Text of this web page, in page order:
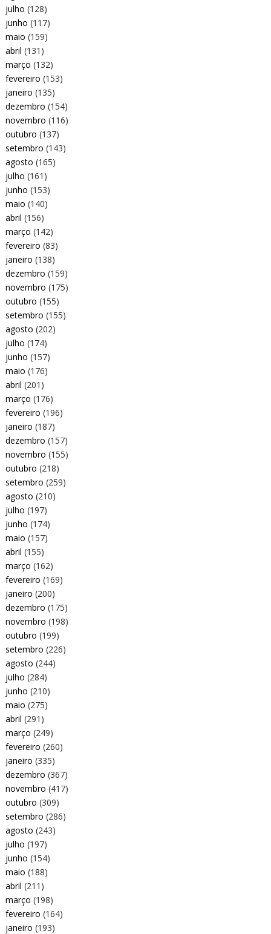
julho (128)
junho (117)
maio (159)
abril (131)
março (132)
fevereiro (153)
janeiro (135)
dezembro (154)
novembro (116)
outubro (137)
setembro (143)
agosto (165)
julho (161)
junho (153)
maio (140)
abril (156)
março (142)
fevereiro (83)
janeiro (138)
dezembro (159)
novembro (175)
outubro (155)
setembro (155)
agosto (202)
julho (174)
junho (157)
maio (176)
abril (201)
março (176)
fevereiro (196)
janeiro (187)
dezembro (157)
novembro (155)
outubro (218)
setembro (259)
agosto (210)
julho (197)
junho (174)
maio (157)
abril (155)
março (162)
fevereiro (169)
janeiro (200)
dezembro (175)
novembro (198)
outubro (199)
setembro (226)
agosto (244)
julho (284)
junho (210)
maio (275)
abril (291)
março (249)
fevereiro (260)
janeiro (335)
dezembro (367)
novembro (417)
outubro (309)
setembro (286)
agosto (243)
julho (197)
junho (154)
maio (188)
abril (211)
março (198)
fevereiro (164)
janeiro (193)